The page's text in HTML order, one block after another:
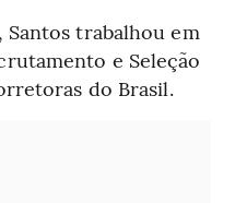
trabalhou em
e Seleção
do Brasil.